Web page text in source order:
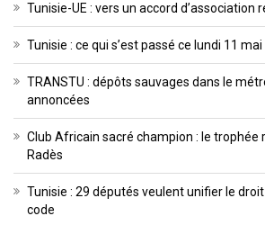
Tunisie-UE : vers un accord d’association
Tunisie : ce qui s’est passé ce lundi 11
TRANSTU : dépôts sauvages dans le
annoncées
Club Africain sacré champion : le trophée
Radès
Tunisie : 29 députés veulent unifier le
code